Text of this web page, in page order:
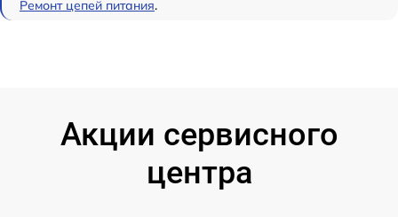
Ремонт цепей питания.
Акции сервисного
центра